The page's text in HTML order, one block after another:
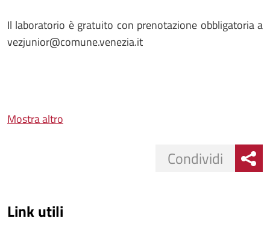
Il laboratorio è gratuito con prenotazione obbligatoria a
vezjunior@comune.venezia.it
Mostra altro
Condividi
Link utili